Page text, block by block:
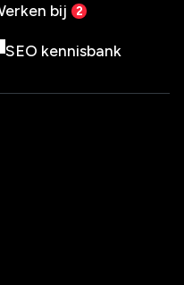
bij
SEO kennisbank